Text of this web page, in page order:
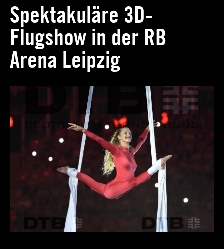
Spektakuläre 3D-
Flugshow in der RB
Arena Leipzig